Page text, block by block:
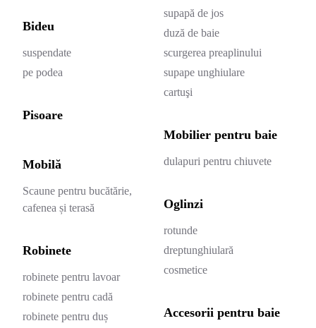
Bideu
suspendate
pe podea
Pisoare
Mobilă
Scaune pentru bucătărie,
cafenea și terasă
Robinete
robinete pentru lavoar
robinete pentru cadă
robinete pentru duș
supapă de jos
duză de baie
scurgerea preaplinului
supape unghiulare
cartuşi
Mobilier pentru baie
dulapuri pentru chiuvete
Oglinzi
rotunde
dreptunghiulară
cosmetice
Accesorii pentru baie